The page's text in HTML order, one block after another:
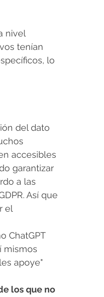
nivel
tenían
lo
del dato
accesibles
garantizar
a las
Así que
el
ChatGPT
mismos
apoye"
los que no